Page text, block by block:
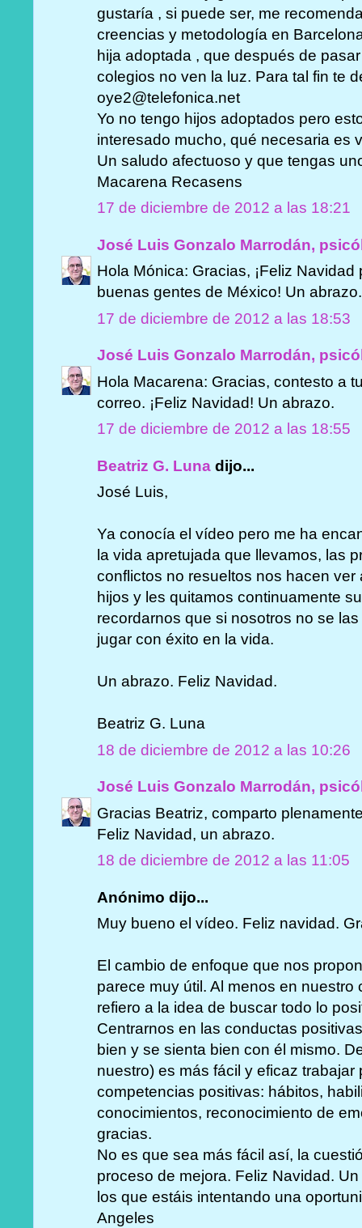
gustaría , si puede ser, me
creencias y metodología en
hija adoptada , que después de
colegios no ven la luz. Para tal fin te
oye2@telefonica.net
Yo no tengo hijos adoptados pero
interesado mucho, qué necesaria es
Un saludo afectuoso y que tengas
Macarena Recasens
17 de diciembre de 2012 a las 18:21
José Luis Gonzalo Marrodán,
Hola Mónica: Gracias, ¡Feliz
buenas gentes de México! Un abrazo.
17 de diciembre de 2012 a las 18:53
José Luis Gonzalo Marrodán,
Hola Macarena: Gracias, contesto a
correo. ¡Feliz Navidad! Un abrazo.
17 de diciembre de 2012 a las 18:55
Beatriz G. Luna dijo...
José Luis,
Ya conocía el vídeo pero me ha
la vida apretujada que llevamos, las
conflictos no resueltos nos hacen
hijos y les quitamos continuamente
recordarnos que si nosotros no se
jugar con éxito en la vida.
Un abrazo. Feliz Navidad.
Beatriz G. Luna
18 de diciembre de 2012 a las 10:26
José Luis Gonzalo Marrodán,
Gracias Beatriz, comparto
Feliz Navidad, un abrazo.
18 de diciembre de 2012 a las 11:05
Anónimo dijo...
Muy bueno el vídeo. Feliz navidad.
El cambio de enfoque que nos
parece muy útil. Al menos en
refiero a la idea de buscar todo lo
Centrarnos en las conductas
bien y se sienta bien con él mismo.
nuestro) es más fácil y eficaz trabajar
competencias positivas: hábitos,
conocimientos, reconocimiento de
gracias.
No es que sea más fácil así, la
proceso de mejora. Feliz Navidad.
los que estáis intentando una
Angeles